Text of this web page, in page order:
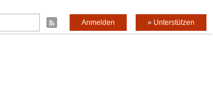
» Unterstützen
Anmelden